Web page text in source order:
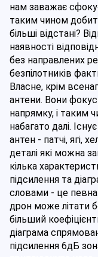
нам заважає
таким чином
більші відстані?
наявності
без направлених
безпілотників
Власне, крім
антени. Вони
напрямку, і таким
набагато далі.
антен - патчі, ягі,
деталі які можна
кілька
підсилення та
словами - це певна
дрон може літати
більший
діаграма
підсилення 6дБ